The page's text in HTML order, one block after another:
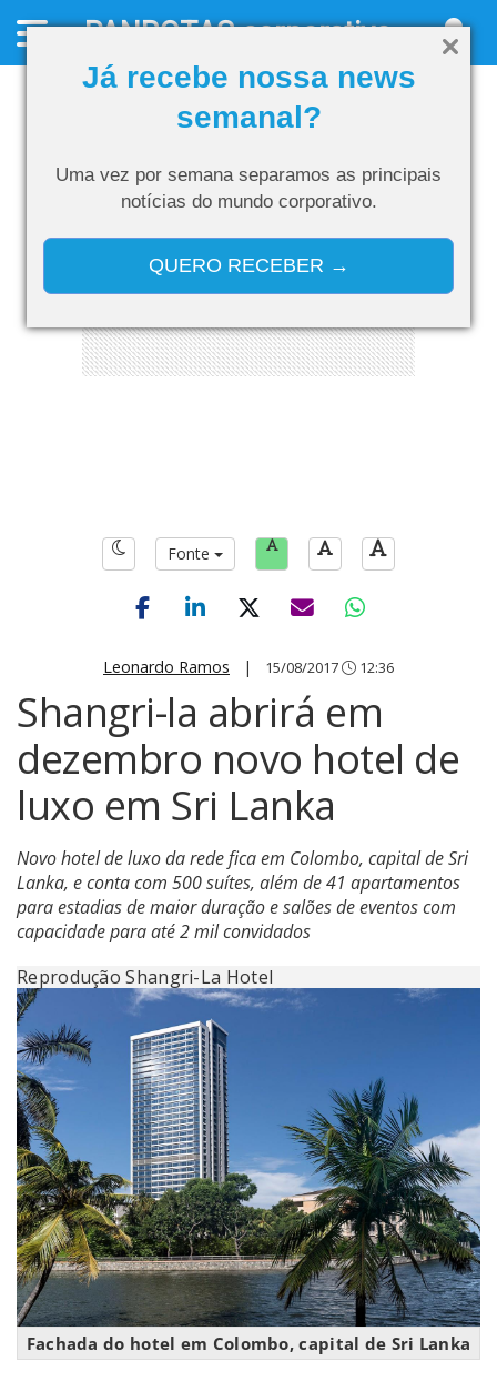
Já recebe nossa news
semanal?
Uma vez por semana separamos as principais
notícias do mundo corporativo.
QUERO RECEBER →
PANROTAScorporativo
Fonte
Leonardo Ramos | 15/08/2017 12:36
Shangri-la abrirá em
dezembro novo hotel de
luxo em Sri Lanka
Novo hotel de luxo da rede fica em Colombo, capital de Sri
Lanka, e conta com 500 suítes, além de 41 apartamentos
para estadias de maior duração e salões de eventos com
capacidade para até 2 mil convidados
Reprodução Shangri-La Hotel
Fachada do hotel em Colombo, capital de Sri Lanka